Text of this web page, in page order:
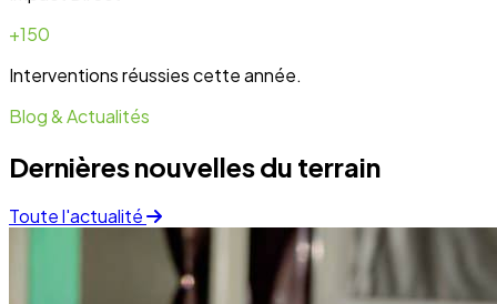
+150
Interventions réussies cette année.
Blog & Actualités
Dernières nouvelles du terrain
Toute l'actualité